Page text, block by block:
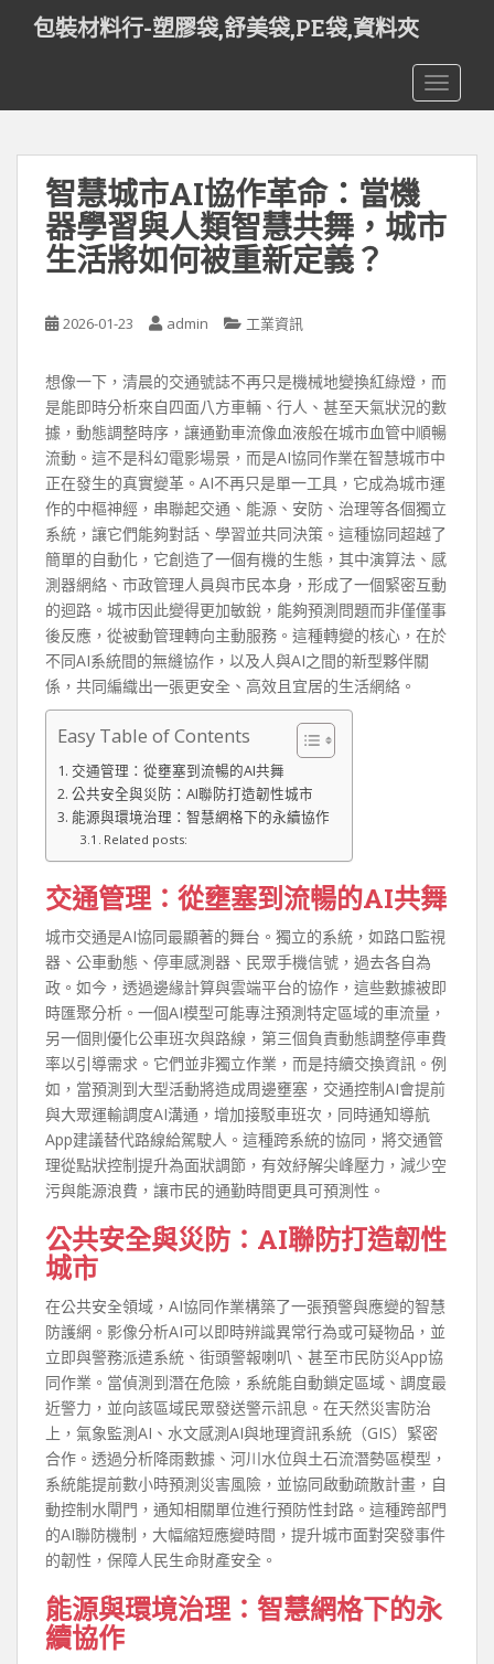
t
包裝材料行-塑膠袋,舒美袋,PE袋,資料夾
智慧城市AI協作革命：當機
器學習與人類智慧共舞，城市
生活將如何被重新定義？
2026-01-23 admin 工業資訊
想像一下，清晨的交通號誌不再只是機械地變換紅綠燈，而
是能即時分析來自四面八方車輛、行人、甚至天氣狀況的數
據，動態調整時序，讓通勤車流像血液般在城市血管中順暢
流動。這不是科幻電影場景，而是AI協同作業在智慧城市中
正在發生的真實變革。AI不再只是單一工具，它成為城市運
作的中樞神經，串聯起交通、能源、安防、治理等各個獨立
系統，讓它們能夠對話、學習並共同決策。這種協同超越了
簡單的自動化，它創造了一個有機的生態，其中演算法、感
測器網絡、市政管理人員與市民本身，形成了一個緊密互動
的迴路。城市因此變得更加敏銳，能夠預測問題而非僅僅事
後反應，從被動管理轉向主動服務。這種轉變的核心，在於
不同AI系統間的無縫協作，以及人與AI之間的新型夥伴關
係，共同編織出一張更安全、高效且宜居的生活網絡。
Easy Table of Contents
交通管理：從壅塞到流暢的AI共舞
公共安全與災防：AI聯防打造韌性城市
能源與環境治理：智慧網格下的永續協作
Related posts:
交通管理：從壅塞到流暢的AI共舞
城市交通是AI協同最顯著的舞台。獨立的系統，如路口監視
器、公車動態、停車感測器、民眾手機信號，過去各自為
政。如今，透過邊緣計算與雲端平台的協作，這些數據被即
時匯聚分析。一個AI模型可能專注預測特定區域的車流量，
另一個則優化公車班次與路線，第三個負責動態調整停車費
率以引導需求。它們並非獨立作業，而是持續交換資訊。例
如，當預測到大型活動將造成周邊壅塞，交通控制AI會提前
與大眾運輸調度AI溝通，增加接駁車班次，同時通知導航
App建議替代路線給駕駛人。這種跨系統的協同，將交通管
理從點狀控制提升為面狀調節，有效紓解尖峰壓力，減少空
污與能源浪費，讓市民的通勤時間更具可預測性。
公共安全與災防：AI聯防打造韌性
城市
在公共安全領域，AI協同作業構築了一張預警與應變的智慧
防護網。影像分析AI可以即時辨識異常行為或可疑物品，並
立即與警務派遣系統、街頭警報喇叭、甚至市民防災App協
同作業。當偵測到潛在危險，系統能自動鎖定區域、調度最
近警力，並向該區域民眾發送警示訊息。在天然災害防治
上，氣象監測AI、水文感測AI與地理資訊系統（GIS）緊密
合作。透過分析降雨數據、河川水位與土石流潛勢區模型，
系統能提前數小時預測災害風險，並協同啟動疏散計畫，自
動控制水閘門，通知相關單位進行預防性封路。這種跨部門
的AI聯防機制，大幅縮短應變時間，提升城市面對突發事件
的韌性，保障人民生命財產安全。
能源與環境治理：智慧網格下的永
續協作